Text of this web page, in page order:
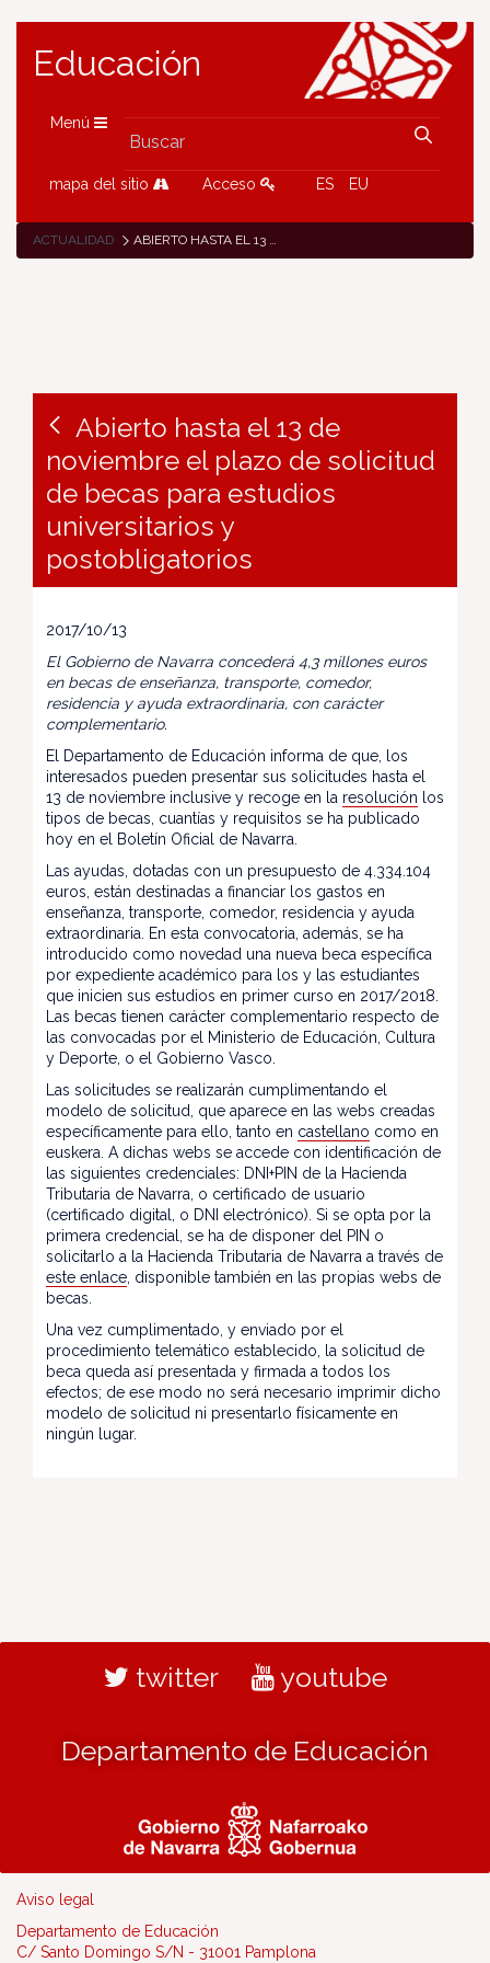
Educación
Menú
mapa del sitio Acceso ES EU
ACTUALIDAD ABIERTO HASTA EL 13 DE NOVIEMBRE EL PLAZO DE SOLICITUD DE BECAS PARA ESTUDIOS UNIVERSITARIOS Y POSTOBLIGATORIOS
Abierto hasta el 13 de
noviembre el plazo de solicitud
de becas para estudios
universitarios y
postobligatorios
2017/10/13
El Gobierno de Navarra concederá 4,3 millones euros
en becas de enseñanza, transporte, comedor,
residencia y ayuda extraordinaria, con carácter
complementario.
El Departamento de Educación informa de que, los
interesados pueden presentar sus solicitudes hasta el
13 de noviembre inclusive y recoge en la resolución los
tipos de becas, cuantías y requisitos se ha publicado
hoy en el Boletín Oficial de Navarra.
Las ayudas, dotadas con un presupuesto de 4.334.104
euros, están destinadas a financiar los gastos en
enseñanza, transporte, comedor, residencia y ayuda
extraordinaria. En esta convocatoria, además, se ha
introducido como novedad una nueva beca específica
por expediente académico para los y las estudiantes
que inicien sus estudios en primer curso en 2017/2018.
Las becas tienen carácter complementario respecto de
las convocadas por el Ministerio de Educación, Cultura
y Deporte, o el Gobierno Vasco.
Las solicitudes se realizarán cumplimentando el
modelo de solicitud, que aparece en las webs creadas
específicamente para ello, tanto en castellano como en
euskera. A dichas webs se accede con identificación de
las siguientes credenciales: DNI+PIN de la Hacienda
Tributaria de Navarra, o certificado de usuario
(certificado digital, o DNI electrónico). Si se opta por la
primera credencial, se ha de disponer del PIN o
solicitarlo a la Hacienda Tributaria de Navarra a través de
este enlace , disponible también en las propias webs de
becas.
Una vez cumplimentado, y enviado por el
procedimiento telemático establecido, la solicitud de
beca queda así presentada y firmada a todos los
efectos; de ese modo no será necesario imprimir dicho
modelo de solicitud ni presentarlo físicamente en
ningún lugar.
twitter youtube
Departamento de Educación
Aviso legal
Departamento de Educación
C/ Santo Domingo S/N - 31001 Pamplona